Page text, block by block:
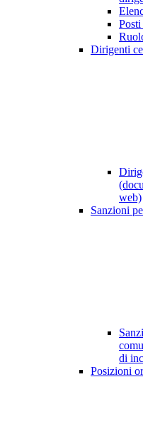
Dirigenti
web)
Sanzioni
di
Posizioni